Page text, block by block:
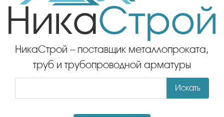
НикаСтрой – поставщик металлопроката,
труб и трубопроводной арматуры
Искать